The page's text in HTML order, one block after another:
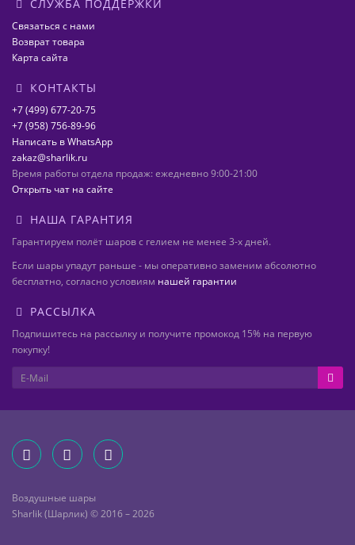
СЛУЖБА ПОДДЕРЖКИ
Связаться с нами
Возврат товара
Карта сайта
КОНТАКТЫ
+7 (499) 677-20-75
+7 (958) 756-89-96
Написать в WhatsApp
zakaz@sharlik.ru
Время работы отдела продаж: ежедневно 9:00-21:00
Открыть чат на сайте
НАША ГАРАНТИЯ
Гарантируем полёт шаров с гелием не менее 3-х дней.
Если шары упадут раньше - мы оперативно заменим абсолютно
бесплатно, согласно условиям нашей гарантии
РАССЫЛКА
Подпишитесь на рассылку и получите промокод 15% на первую
покупку!
Воздушные шары
Sharlik (Шарлик) © 2016 – 2026